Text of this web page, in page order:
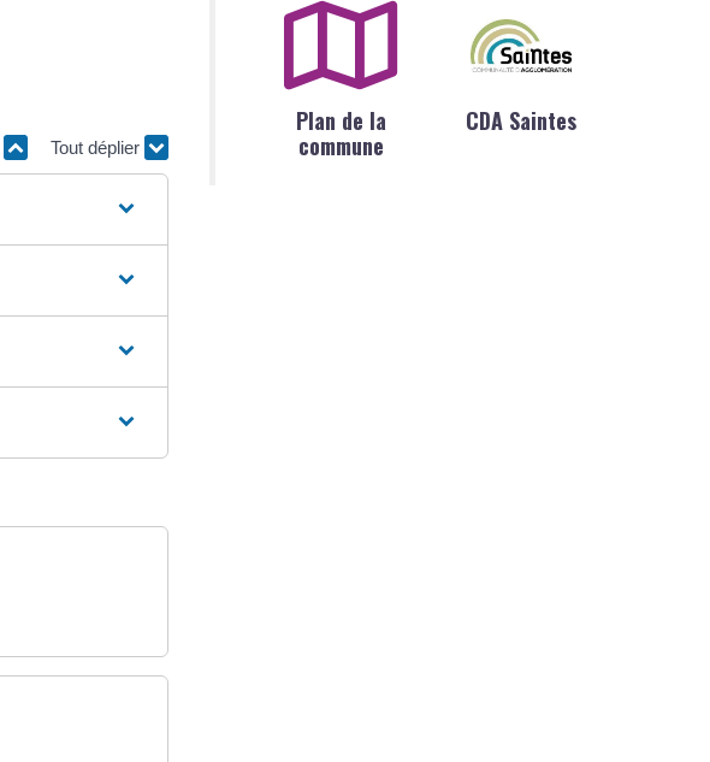
Tout déplier
Plan de la
commune
CDA Saintes